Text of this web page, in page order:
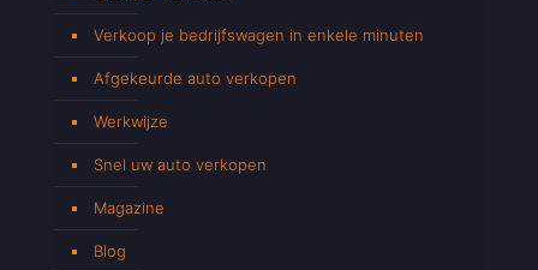
Verkoop je bedrijfswagen in enkele minuten
Afgekeurde auto verkopen
Werkwijze
Snel uw auto verkopen
Magazine
Blog